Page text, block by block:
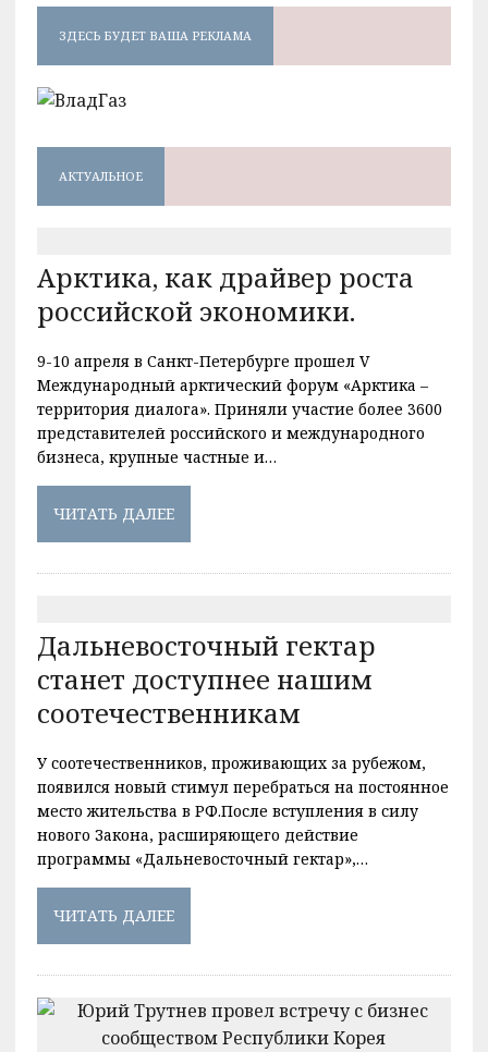
ЗДЕСЬ БУДЕТ ВАША РЕКЛАМА
АКТУАЛЬНОЕ
Арктика, как драйвер роста
российской экономики.
9-10 апреля в Санкт-Петербурге прошел V
Международный арктический форум «Арктика –
территория диалога». Приняли участие более 3600
представителей российского и международного
бизнеса, крупные частные и…
ЧИТАТЬ ДАЛЕЕ
Дальневосточный гектар
станет доступнее нашим
соотечественникам
У соотечественников, проживающих за рубежом,
появился новый стимул перебраться на постоянное
место жительства в РФ.После вступления в силу
нового Закона, расширяющего действие
программы «Дальневосточный гектар»,…
ЧИТАТЬ ДАЛЕЕ